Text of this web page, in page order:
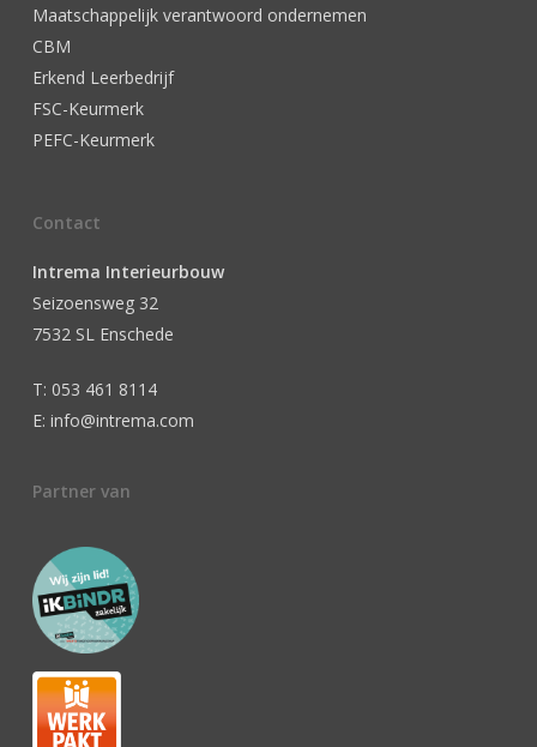
Maatschappelijk verantwoord ondernemen
CBM
Erkend Leerbedrijf
FSC-Keurmerk
PEFC-Keurmerk
Contact
Intrema Interieurbouw
Seizoensweg 32
7532 SL Enschede
T: 053 461 8114
E: info@intrema.com
Partner van